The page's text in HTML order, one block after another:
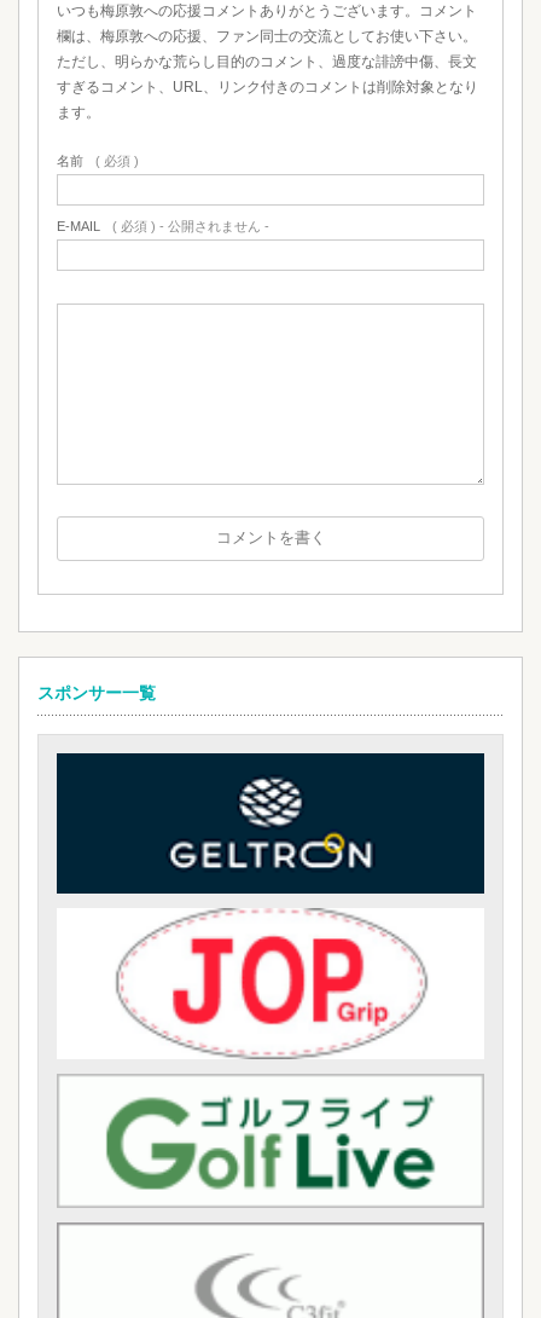
いつも梅原敦への応援コメントありがとうございます。コメント
欄は、梅原敦への応援、ファン同士の交流としてお使い下さい。
ただし、明らかな荒らし目的のコメント、過度な誹謗中傷、長文
すぎるコメント、URL、リンク付きのコメントは削除対象となり
ます。
名前 ( 必須 )
E-MAIL ( 必須 ) - 公開されません -
スポンサー一覧